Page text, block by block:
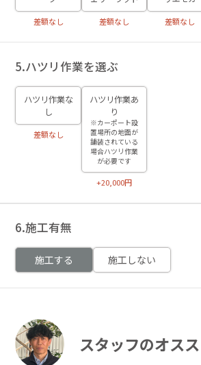
差額なし 差額なし 差額なし
5.ハツリ作業を選ぶ
ハツリ作業な
し
差額なし
ハツリ作業あ
り
※カーポート設
置場所の地面が
舗装されている
場合ハツリ作業
が必要です
+20,000円
6.施工有無
施工する 施工しない
スタッフのオス